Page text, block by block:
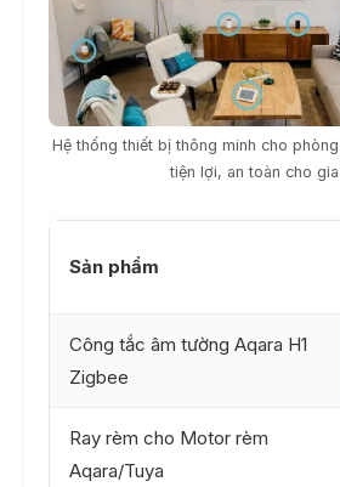
Hệ thống thiết bị thông minh cho
tiện lợi, an toàn cho
Sản phẩm
Công tắc âm tường Aqara H1
Zigbee
Ray rèm cho Motor rèm
Aqara/Tuya